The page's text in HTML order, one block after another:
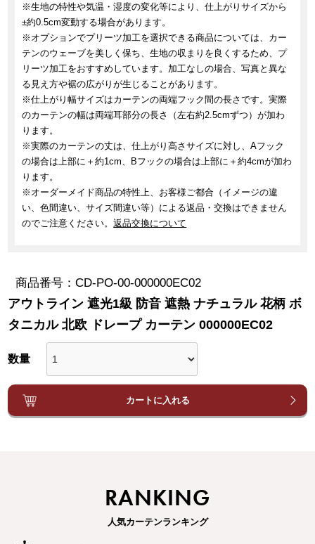
※生地の特性や気温・湿度の変化等により、仕上がりサイズから
±約0.5cm変動する場合があります。
※オプションでプリーツ加工を選択できる商品については、カー
テンのウェーブを美しく保ち、生地の収まりを良くするため、プ
リーツ加工をおすすめしています。加工なしの場合、写真と異な
る見え方や裾の広がりが生じることがあります。
※仕上がり幅サイズはカーテンの両端フック間の長さです。実際
のカーテンの幅は両端耳部分の長さ（左右約2.5cmずつ）が加わ
ります。
※実際のカーテンの丈は、仕上がり高さサイズに対し、Aフック
の場合は上部に＋約1cm、Bフックの場合は上部に＋約4cmが加わ
ります。
※オーダーメイド商品の特性上、お客様ご都合（イメージの違
い、色間違い、サイズ間違い等）による返品・交換はできません
のでご注意ください。返品交換について
商品番号 CD-PO-00-000000EC02
アウトライン 遮光1級 防音 遮熱 ナチュラル 花柄 ボ
タニカル 北欧 ドレープ カーテン 000000EC02
カートに入れる
RANKING
人気カーテンランキング